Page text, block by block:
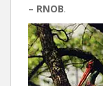
– RNOB.